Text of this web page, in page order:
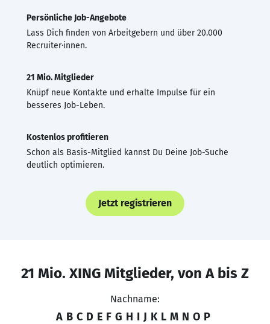
Persönliche Job-Angebote
Lass Dich finden von Arbeitgebern und über 20.000
Recruiter·innen.
21 Mio. Mitglieder
Knüpf neue Kontakte und erhalte Impulse für ein
besseres Job-Leben.
Kostenlos profitieren
Schon als Basis-Mitglied kannst Du Deine Job-Suche
deutlich optimieren.
Jetzt registrieren
21 Mio. XING Mitglieder, von A bis Z
Nachname:
A B C D E F G H I J K L M N O P